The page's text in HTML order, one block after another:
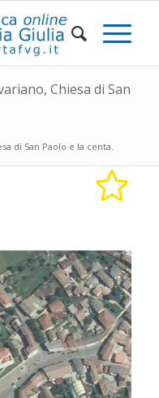
Chiesa di San
di San Paolo e la centa.